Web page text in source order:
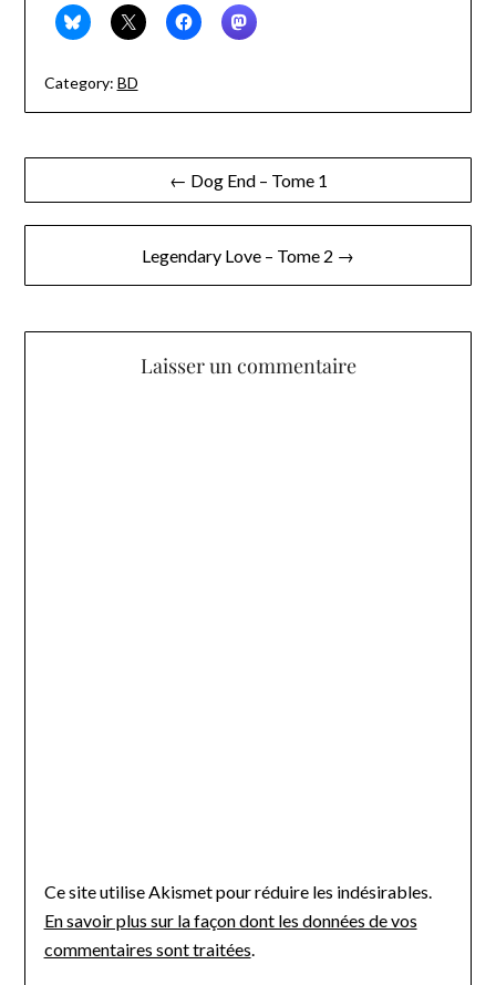
Category: BD
Navigation
de
← Dog End – Tome 1
Legendary Love – Tome 2 →
Laisser un commentaire
Ce site utilise Akismet pour réduire les indésirables.
En savoir plus sur la façon dont les données de vos
commentaires sont traitées.